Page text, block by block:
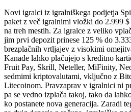
Novi igralci iz igralniškega podjetja
paket z več igralnimi vložki do 2.999
na treh mestih. Za igralce z veliko
jim prvi depozit prinese 125 % do
brezplačnih vrtljajev z visokimi
Kanade lahko plačujejo s kreditno
Fruit Pay, Skrill, Neteller, MiFinity,
sedmimi kriptovalutami, vključno z
Litecoinom. Pravzaprav v igralnici ni
pa se vedno izplača takoj, tako da
ko postanete nova generacija. Zaradi